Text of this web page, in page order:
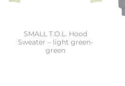
SMALL T.O.L. Hood
Sweater – light green-
green